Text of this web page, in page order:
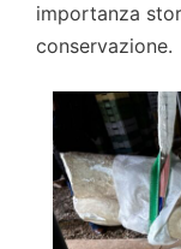
importanza
conservazione.